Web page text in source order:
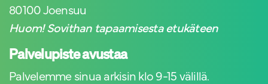
80100 Joensuu
Huom! Sovithan tapaamisesta etukäteen
Palvelupiste avustaa
Palvelemme sinua arkisin klo 9-15 välillä.